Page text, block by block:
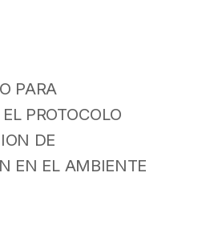
PARA
PROTOCOLO
DE
EN EL AMBIENTE